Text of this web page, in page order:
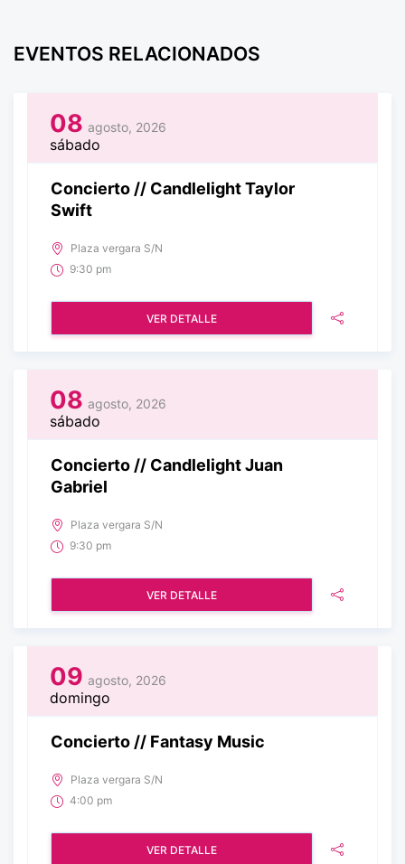
EVENTOS RELACIONADOS
08 agosto, 2026
sábado
Concierto // Candlelight Taylor
Swift
Plaza vergara S/N
9:30 pm
VER DETALLE
08 agosto, 2026
sábado
Concierto // Candlelight Juan
Gabriel
Plaza vergara S/N
9:30 pm
VER DETALLE
09 agosto, 2026
domingo
Concierto // Fantasy Music
Plaza vergara S/N
4:00 pm
VER DETALLE